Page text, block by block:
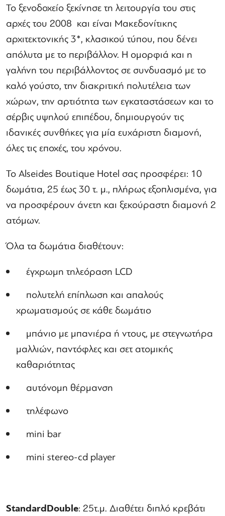
Το ξενοδοχείο ξεκίνησε τη λειτουργία του στις
αρχές του 2008 και είναι Μακεδονίτικης
αρχιτεκτονικής 3*, κλασικού τύπου, που δένει
απόλυτα με το περιβάλλον. Η ομορφιά και η
γαλήνη του περιβάλλοντος σε συνδυασμό με το
καλό γούστο, την διακριτική πολυτέλεια των
χώρων, την αρτιότητα των εγκαταστάσεων και το
σέρβις υψηλού επιπέδου, δημιουργούν τις
ιδανικές συνθήκες για μία ευχάριστη διαμονή,
όλες τις εποχές, του χρόνου.
Το Alseides Boutique Hotel σας προσφέρει: 10
δωμάτια, 25 έως 30 τ. μ., πλήρως εξοπλισμένα, για
να προσφέρουν άνετη και ξεκούραστη διαμονή 2
ατόμων.
Όλα τα δωμάτια διαθέτουν:
έγχρωμη τηλεόραση LCD
πολυτελή επίπλωση και απαλούς
χρωματισμούς σε κάθε δωμάτιο
μπάνιο με μπανιέρα ή ντους, με στεγνωτήρα
μαλλιών, παντόφλες και σετ ατομικής
καθαριότητας
αυτόνομη θέρμανση
τηλέφωνο
mini bar
mini stereo-cd player
StandardDouble: 25τ.μ. Διαθέτει διπλό κρεβάτι